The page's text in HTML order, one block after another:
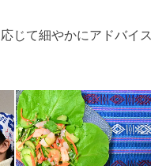
じて細やかにアドバイス